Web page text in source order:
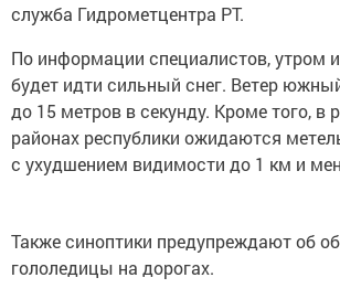
служба Гидрометцентра РТ.
По информации специалистов, утром
будет идти сильный снег. Ветер
до 15 метров в секунду. Кроме того, в
районах республики ожидаются
с ухудшением видимости до 1 км и
Также синоптики предупреждают об
гололедицы на дорогах.